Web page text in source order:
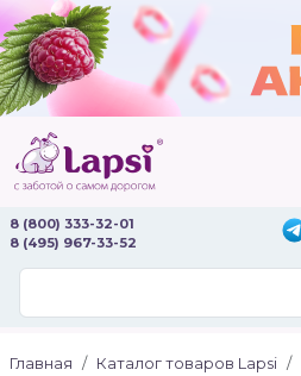
8 (800) 333-32-01
8 (495) 967-33-52
Главная Каталог товаров Lapsi